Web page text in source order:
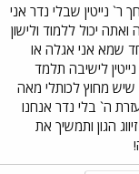
ר` נייטין שבלי נדר אני
יכול ללמוד ולישון
שמא אני אגלה או
לישיבה תלמד
מחוץ לכותלי מאה
ה` בלי נדר אנחנו
הגון ותמשיך את